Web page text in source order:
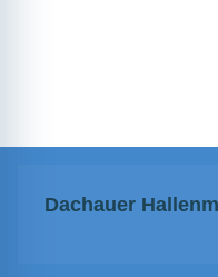
Dachauer